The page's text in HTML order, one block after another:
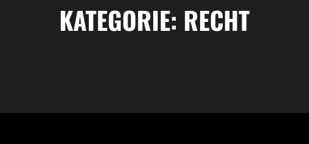
KATEGORIE: RECHT